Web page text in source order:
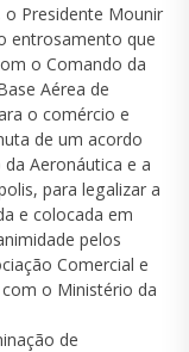
Presidente Mounir
entrosamento que
o Comando da
Aérea de
o comércio e
de um acordo
Aeronáutica e a
para legalizar a
e colocada em
pelos
Comercial e
o Ministério da
de